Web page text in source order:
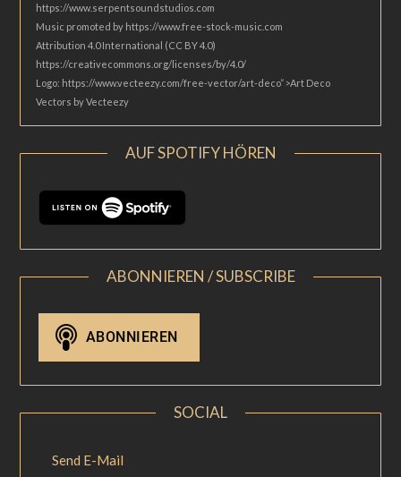
https://www.serpentsoundstudios.com
Music promoted by https://www.free-stock-music.com
Attribution 4.0 International (CC BY 4.0)
https://creativecommons.org/licenses/by/4.0/
Logo: https://www.vecteezy.com/free-vector/art-deco“>Art Deco
Vectors by Vecteezy
AUF SPOTIFY HÖREN
ABONNIEREN / SUBSCRIBE
SOCIAL
Send E-Mail